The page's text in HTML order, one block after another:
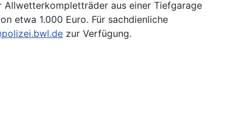
Allwetterkompletträder aus einer Tiefgarage
etwa 1.000 Euro. Für sachdienliche
zur Verfügung.